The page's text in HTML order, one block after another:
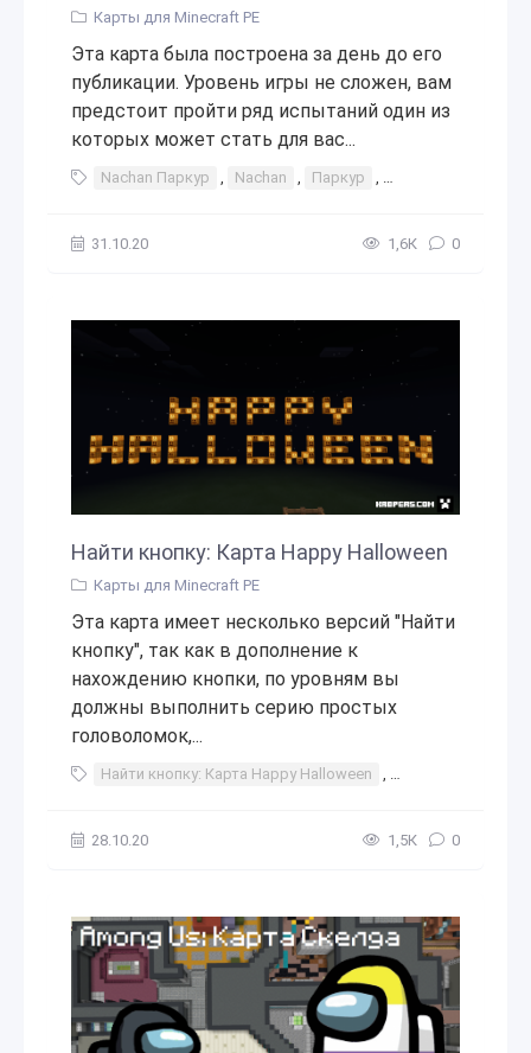
Карты для Minecraft PE
Эта карта была построена за день до его
публикации. Уровень игры не сложен, вам
предстоит пройти ряд испытаний один из
которых может стать для вас...
Nachan Паркур , Nachan , Паркур , паркур карта
31.10.20 1,6К 0
Найти кнопку: Карта Happy Halloween
Карты для Minecraft PE
Эта карта имеет несколько версий "Найти
кнопку", так как в дополнение к
нахождению кнопки, по уровням вы
должны выполнить серию простых
головоломок,...
Найти кнопку: Карта Happy Halloween , Найти
28.10.20 1,5К 0